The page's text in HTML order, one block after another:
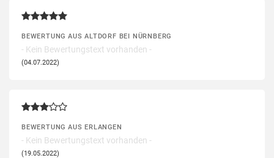
BEWERTUNG AUS ALTDORF BEI NÜRNBERG
- Kein Bewertungstext vorhanden -
(04.07.2022)
BEWERTUNG AUS ERLANGEN
- Kein Bewertungstext vorhanden -
(19.05.2022)